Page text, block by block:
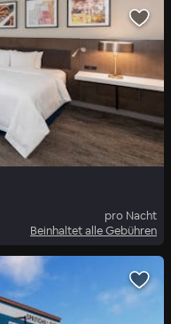
pro Nacht
Beinhaltet alle Gebühren